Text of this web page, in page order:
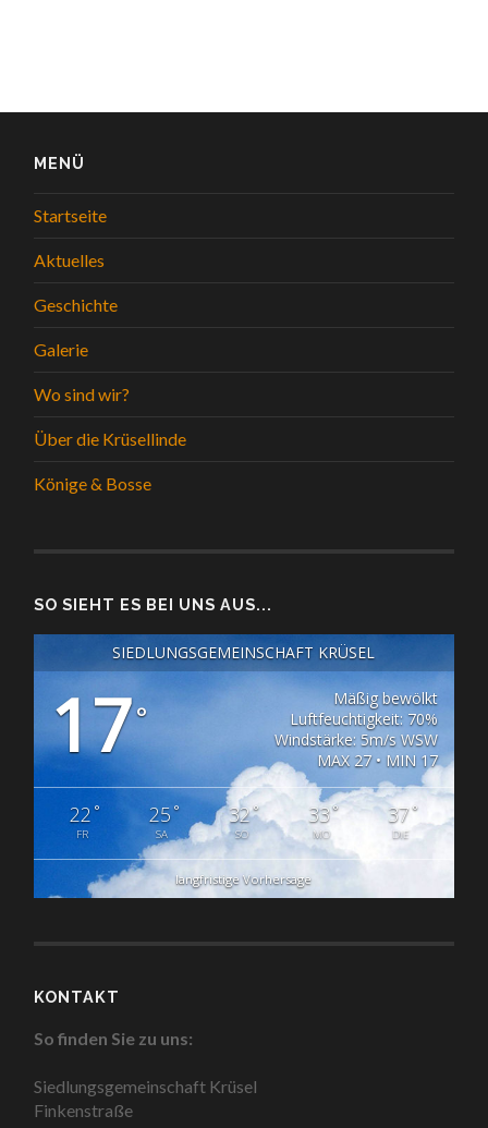
MENÜ
Startseite
Aktuelles
Geschichte
Galerie
Wo sind wir?
Über die Krüsellinde
Könige & Bosse
SO SIEHT ES BEI UNS AUS...
SIEDLUNGSGEMEINSCHAFT KRÜSEL
17°
Mäßig bewölkt
Luftfeuchtigkeit: 70%
Windstärke: 5m/s WSW
MAX 27 • MIN 17
22 °
FR
25°
SA
32°
SO
33°
MO
37°
DIE
langfristige Vorhersage
KONTAKT
So finden Sie zu uns:
Siedlungsgemeinschaft Krüsel
Finkenstraße